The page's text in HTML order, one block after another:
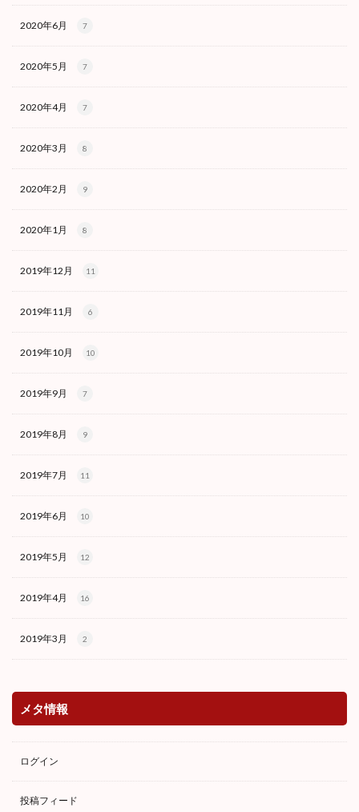
2020年6月 7
2020年5月 7
2020年4月 7
2020年3月 8
2020年2月 9
2020年1月 8
2019年12月 11
2019年11月 6
2019年10月 10
2019年9月 7
2019年8月 9
2019年7月 11
2019年6月 10
2019年5月 12
2019年4月 16
2019年3月 2
メタ情報
ログイン
投稿フィード